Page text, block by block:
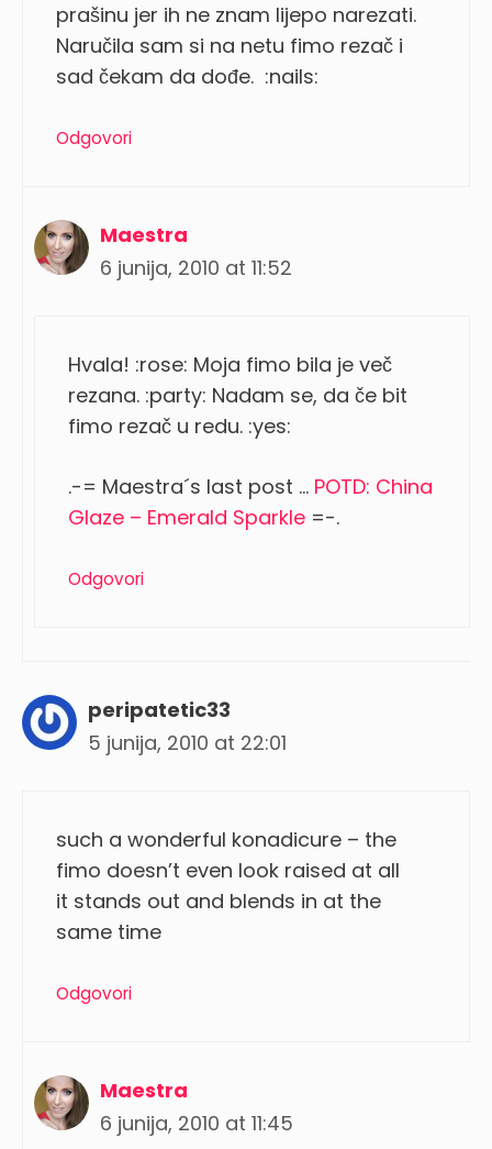
prašinu jer ih ne znam lijepo narezati.
Naručila sam si na netu fimo rezač i
sad čekam da dođe. :nails:
Odgovori
Maestra
6 junija, 2010 at 11:52
Hvala! :rose: Moja fimo bila je več
rezana. :party: Nadam se, da če bit
fimo rezač u redu. :yes:
.-= Maestra´s last post … POTD: China
Glaze – Emerald Sparkle =-.
Odgovori
peripatetic33
5 junija, 2010 at 22:01
such a wonderful konadicure – the
fimo doesn’t even look raised at all
it stands out and blends in at the
same time
Odgovori
Maestra
6 junija, 2010 at 11:45